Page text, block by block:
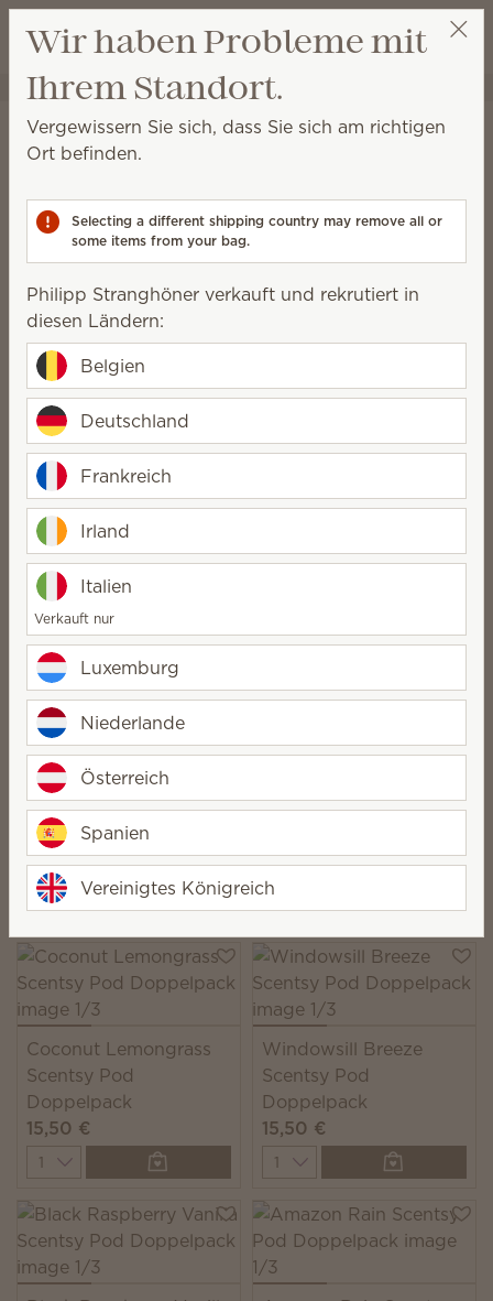
Wunschliste
Warenkorb
Philipp Stranghöner Party auswählen
Scentsy Air und Pods
Pods
liefern Scentsy Pods bis zu 120 Stunden lang Duft,
wenn sie mit unseren Scentsy Air Produkten
verwendet werden.
22 Ergebnisse
6 Produkte kaufen, 10 % sparen.
Lizenzierte Produkte und Kombi-Angebote ausgeschlossen.
Luna Scentsy Pod
Doppelpack
15,50 €
Quantity
Scentsy Pod
Quantity
Neu Im Trend
Silver-N-Gold Scentsy
Pod Doppelpack
15,50 €
Quantity
Doppelpack
15,50 €
Quantity
Coconut Lemongrass
Scentsy Pod
Doppelpack
15,50 €
Quantity
Windowsill Breeze
Scentsy Pod
Doppelpack
15,50 €
Quantity
Wir haben Probleme mit
Ihrem Standort.
Vergewissern Sie sich, dass Sie sich am richtigen
Ort befinden.
Selecting a different shipping country may remove all or
some items from your bag.
Philipp Stranghöner verkauft und rekrutiert in
diesen Ländern:
Belgien
Deutschland
Frankreich
Irland
Italien
Verkauft nur
Luxemburg
Niederlande
Österreich
Spanien
Vereinigtes Königreich